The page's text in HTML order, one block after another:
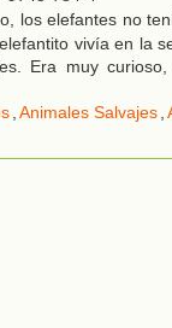
los elefantes no
vivía en la
Era muy
,Animales Salvajes,